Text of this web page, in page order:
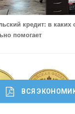
кредит: в каких
помогает
ВСЯ